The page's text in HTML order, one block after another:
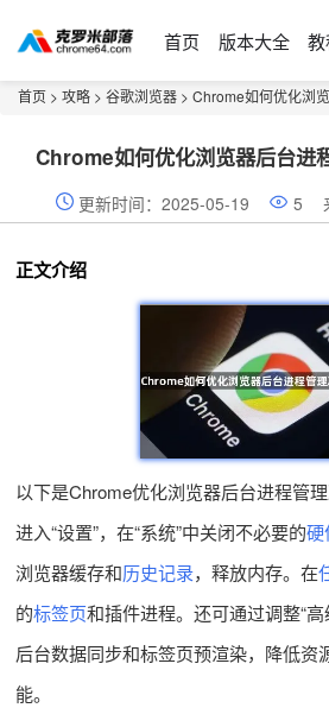
首页 版本大全
首页 > 攻略 > 谷歌浏览器 > Chrome如何优化浏览
Chrome如何优化浏览器后台进
更新时间：2025-05-19 5
正文介绍
以下是Chrome优化浏览器后台进程管理
进入“设置”，在“系统”中关闭不必要的硬
浏览器缓存和历史记录，释放内存。在
的标签页和插件进程。还可通过调整“
后台数据同步和标签页预渲染，降低资
能。